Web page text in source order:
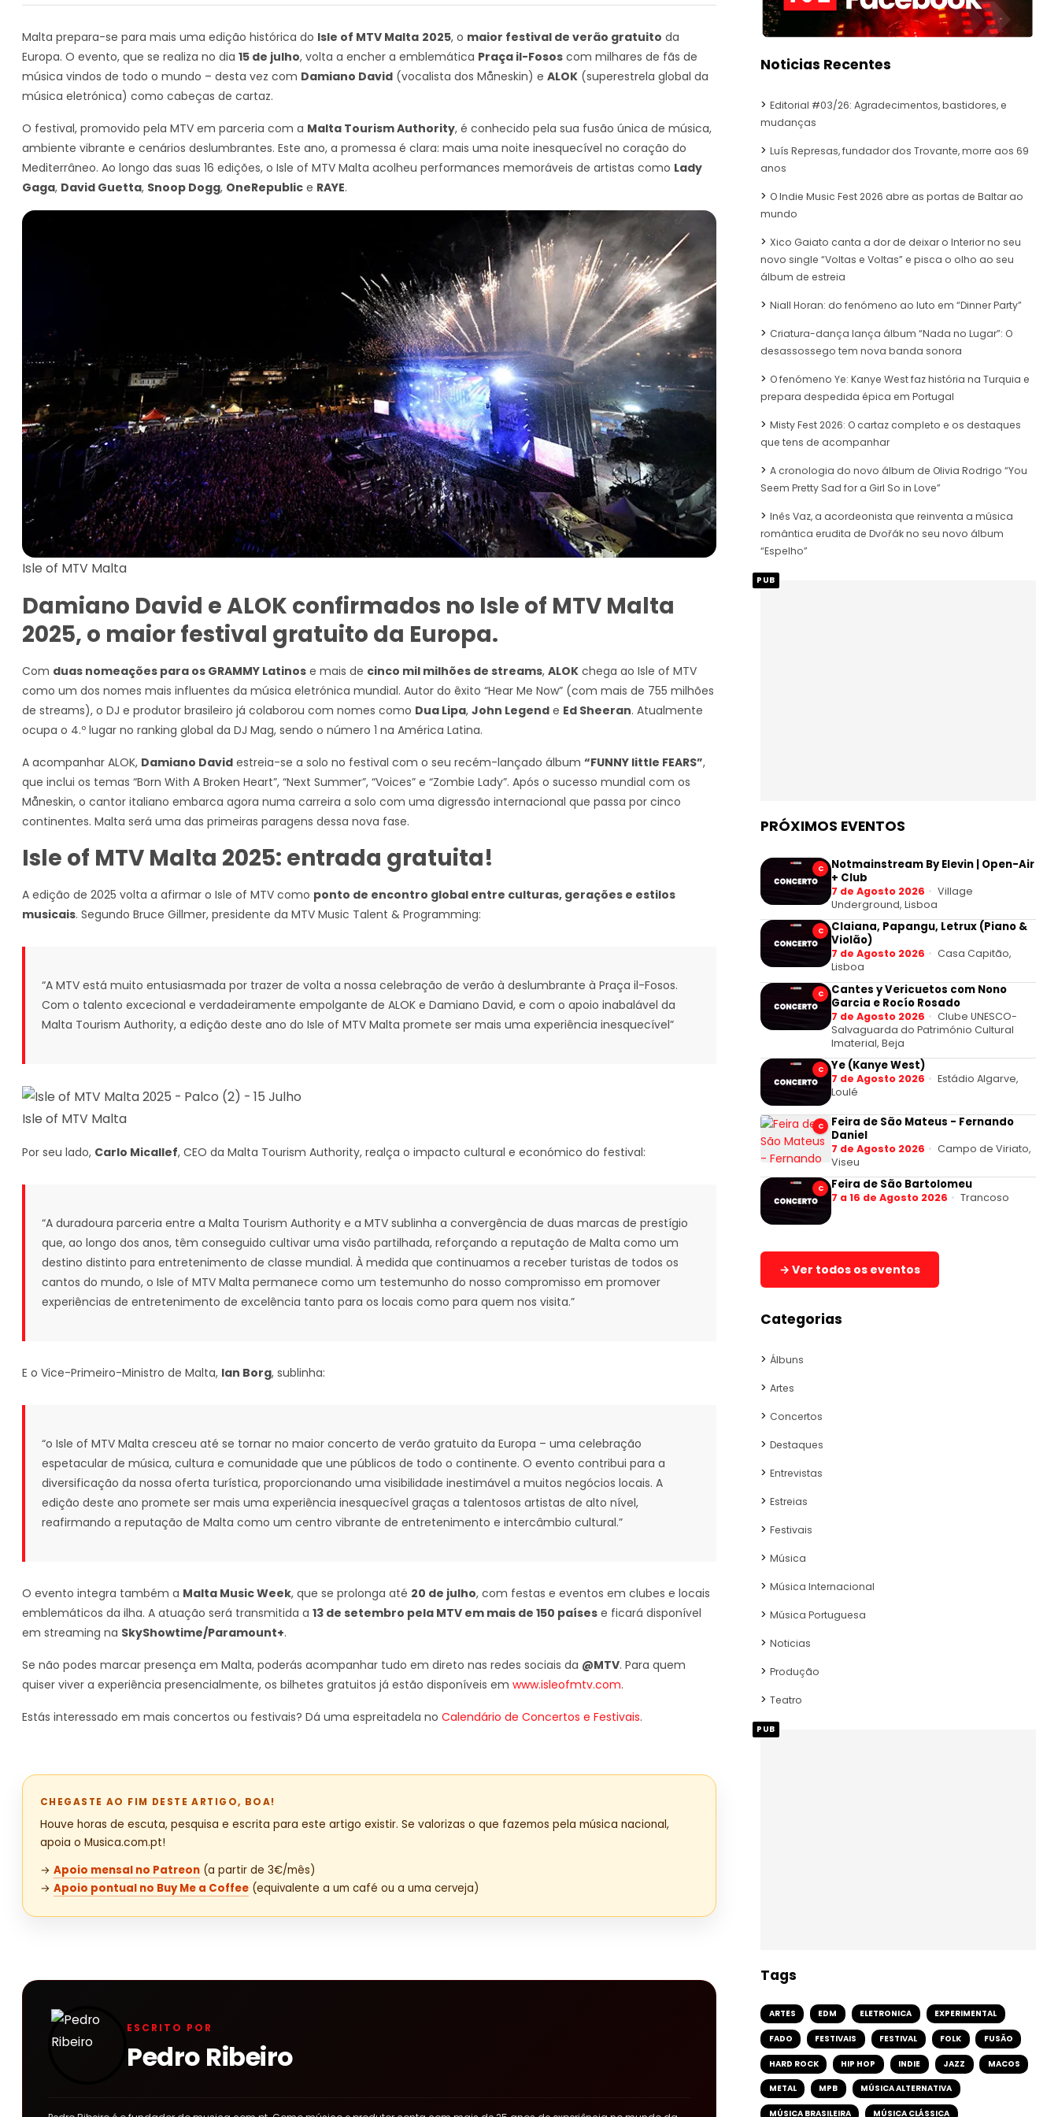
Malta prepara-se para mais uma edição histórica do Isle of MTV Malta 2025, o maior festival de verão gratuito da
Europa. O evento, que se realiza no dia 15 de julho, volta a encher a emblemática Praça il-Fosos com milhares de fãs de
música vindos de todo o mundo – desta vez com Damiano David (vocalista dos Måneskin) e ALOK (superestrela global da
música eletrónica) como cabeças de cartaz.
O festival, promovido pela MTV em parceria com a Malta Tourism Authority, é conhecido pela sua fusão única de música,
ambiente vibrante e cenários deslumbrantes. Este ano, a promessa é clara: mais uma noite inesquecível no coração do
Mediterrâneo. Ao longo das suas 16 edições, o Isle of MTV Malta acolheu performances memoráveis de artistas como Lady
Gaga, David Guetta, Snoop Dogg, OneRepublic e RAYE.
Isle of MTV Malta
Damiano David e ALOK confirmados no Isle of MTV Malta
2025, o maior festival gratuito da Europa.
Com duas nomeações para os GRAMMY Latinos e mais de cinco mil milhões de streams, ALOK chega ao Isle of MTV
como um dos nomes mais influentes da música eletrónica mundial. Autor do êxito “Hear Me Now” (com mais de 755 milhões
de streams), o DJ e produtor brasileiro já colaborou com nomes como Dua Lipa, John Legend e Ed Sheeran. Atualmente
ocupa o 4.º lugar no ranking global da DJ Mag, sendo o número 1 na América Latina.
A acompanhar ALOK, Damiano David estreia-se a solo no festival com o seu recém-lançado álbum “FUNNY little FEARS”,
que inclui os temas “Born With A Broken Heart”, “Next Summer”, “Voices” e “Zombie Lady”. Após o sucesso mundial com os
Måneskin, o cantor italiano embarca agora numa carreira a solo com uma digressão internacional que passa por cinco
continentes. Malta será uma das primeiras paragens dessa nova fase.
Isle of MTV Malta 2025: entrada gratuita!
A edição de 2025 volta a afirmar o Isle of MTV como ponto de encontro global entre culturas, gerações e estilos
musicais. Segundo Bruce Gillmer, presidente da MTV Music Talent & Programming:
“A MTV está muito entusiasmada por trazer de volta a nossa celebração de verão à deslumbrante à Praça il-Fosos.
Com o talento excecional e verdadeiramente empolgante de ALOK e Damiano David, e com o apoio inabalável da
Malta Tourism Authority, a edição deste ano do Isle of MTV Malta promete ser mais uma experiência inesquecível”
Isle of MTV Malta
Por seu lado, Carlo Micallef, CEO da Malta Tourism Authority, realça o impacto cultural e económico do festival:
“A duradoura parceria entre a Malta Tourism Authority e a MTV sublinha a convergência de duas marcas de prestígio
que, ao longo dos anos, têm conseguido cultivar uma visão partilhada, reforçando a reputação de Malta como um
destino distinto para entretenimento de classe mundial. À medida que continuamos a receber turistas de todos os
cantos do mundo, o Isle of MTV Malta permanece como um testemunho do nosso compromisso em promover
experiências de entretenimento de excelência tanto para os locais como para quem nos visita.”
E o Vice-Primeiro-Ministro de Malta, Ian Borg, sublinha:
“o Isle of MTV Malta cresceu até se tornar no maior concerto de verão gratuito da Europa – uma celebração
espetacular de música, cultura e comunidade que une públicos de todo o continente. O evento contribui para a
diversificação da nossa oferta turística, proporcionando uma visibilidade inestimável a muitos negócios locais. A
edição deste ano promete ser mais uma experiência inesquecível graças a talentosos artistas de alto nível,
reafirmando a reputação de Malta como um centro vibrante de entretenimento e intercâmbio cultural.”
O evento integra também a Malta Music Week, que se prolonga até 20 de julho, com festas e eventos em clubes e locais
emblemáticos da ilha. A atuação será transmitida a 13 de setembro pela MTV em mais de 150 países e ficará disponível
em streaming na SkyShowtime/Paramount+.
Se não podes marcar presença em Malta, poderás acompanhar tudo em direto nas redes sociais da @MTV. Para quem
quiser viver a experiência presencialmente, os bilhetes gratuitos já estão disponíveis em www.isleofmtv.com.
Estás interessado em mais concertos ou festivais? Dá uma espreitadela no Calendário de Concertos e Festivais.
CHEGASTE AO FIM DESTE ARTIGO, BOA!
Houve horas de escuta, pesquisa e escrita para este artigo existir. Se valorizas o que fazemos pela música nacional,
apoia o Musica.com.pt!
→ Apoio mensal no Patreon (a partir de 3€/mês)
→ Apoio pontual no Buy Me a Coffee (equivalente a um café ou a uma cerveja)
ESCRITO POR
Pedro Ribeiro
Noticias Recentes
Editorial #03/26: Agradecimentos, bastidores, e
mudanças
Luís Represas, fundador dos Trovante, morre aos 69
anos
O Indie Music Fest 2026 abre as portas de Baltar ao
mundo
Xico Gaiato canta a dor de deixar o Interior no seu
novo single “Voltas e Voltas” e pisca o olho ao seu
álbum de estreia
Niall Horan: do fenómeno ao luto em “Dinner Party”
Criatura-dança lança álbum “Nada no Lugar”: O
desassossego tem nova banda sonora
O fenómeno Ye: Kanye West faz história na Turquia e
prepara despedida épica em Portugal
Misty Fest 2026: O cartaz completo e os destaques
que tens de acompanhar
A cronologia do novo álbum de Olivia Rodrigo “You
Seem Pretty Sad for a Girl So in Love”
Inês Vaz, a acordeonista que reinventa a música
romântica erudita de Dvořák no seu novo álbum
“Espelho”
PUB
PRÓXIMOS EVENTOS
C
Notmainstream By Elevin | Open-Air
+ Club
7 de Agosto 2026
Village
Underground, Lisboa
C
Claiana, Papangu, Letrux (Piano &
Violão)
7 de Agosto 2026
Casa Capitão,
Lisboa
C
Cantes y Vericuetos com Nono
Garcia e Rocío Rosado
7 de Agosto 2026
Clube UNESCO-
Salvaguarda do Património Cultural
Imaterial, Beja
C Ye (Kanye West)
7 de Agosto 2026
Estádio Algarve,
Loulé
C
Feira de São Mateus - Fernando
Daniel
7 de Agosto 2026
Campo de Viriato,
Viseu
C Feira de São Bartolomeu
7 a 16 de Agosto 2026 Trancoso
→ Ver todos os eventos
Categorias
Álbuns
Artes
Concertos
Destaques
Entrevistas
Estreias
Festivais
Música
Música Internacional
Música Portuguesa
Noticias
Produção
Teatro
PUB
Tags
ARTES EDM ELETRONICA EXPERIMENTAL
FADO FESTIVAIS FESTIVAL FOLK FUSÃO
HARD ROCK HIP HOP INDIE JAZZ MACOS
METAL MPB MÚSICA ALTERNATIVA
MÚSICA BRASILEIRA MÚSICA CLÁSSICA